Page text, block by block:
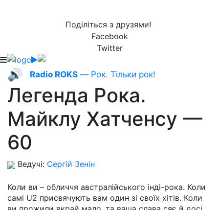
Поділіться з друзями!
Facebook
Twitter
🔊 Radio ROKS — Рок. Тільки рок!
Легенда Рока.
Майклу Хатченсу —
60
Ведучі: Сергій Зенін
Коли ви – обличчя австралійського інді-рока. Коли
самі U2 присвячують вам один зі своїх хітів. Коли